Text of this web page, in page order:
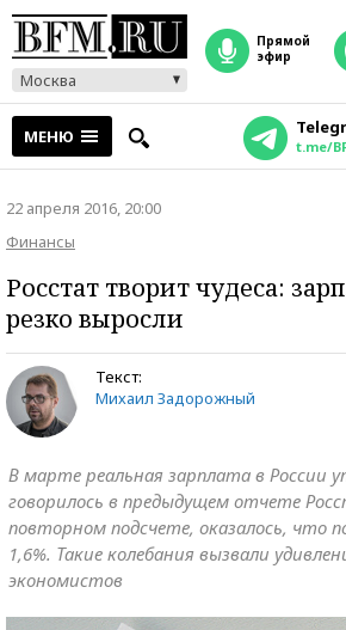
Москва
прямой
эфир
МЕНЮ t.me/
22 апреля 2016, 20:00
Финансы
Росстат творит чудеса:
резко выросли
Текст:
Михаил Задорожный
В марте реальная зарплата в России
говорилось в предыдущем отчете
повторном подсчете, оказалось, что
1,6%. Такие колебания вызвали
экономистов